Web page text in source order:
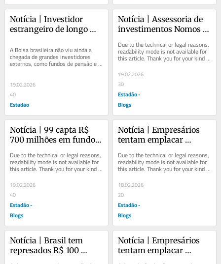
Notícia | Investidor
estrangeiro de longo
na B3, diz Bradesco
A Bolsa brasileira não viu ainda a
chegada de grandes investidores
externos, como fundos de pensão e
soberanos. O fluxo de estrangeiro
19.02.2026
40
Estadão
Notícia | Assessoria de
investimentos Nomos
renda
Due to the technical or legal reasons,
readability mode is not available for
this article. Thank you for your kind
19.02.2026
30
Estadão -
Blogs
Notícia | 99 capta R$
700 milhões em fundo
conta digital
Due to the technical or legal reasons,
readability mode is not available for
this article. Thank you for your kind
19.02.2026
40
Estadão -
Blogs
Notícia | Empresários
tentam emplacar
desoneração nos
Estados
Due to the technical or legal reasons,
readability mode is not available for
this article. Thank you for your kind
18.02.2026
20
Estadão -
Blogs
Notícia | Brasil tem
represados R$ 100
Notícia | Empresários
tentam emplacar